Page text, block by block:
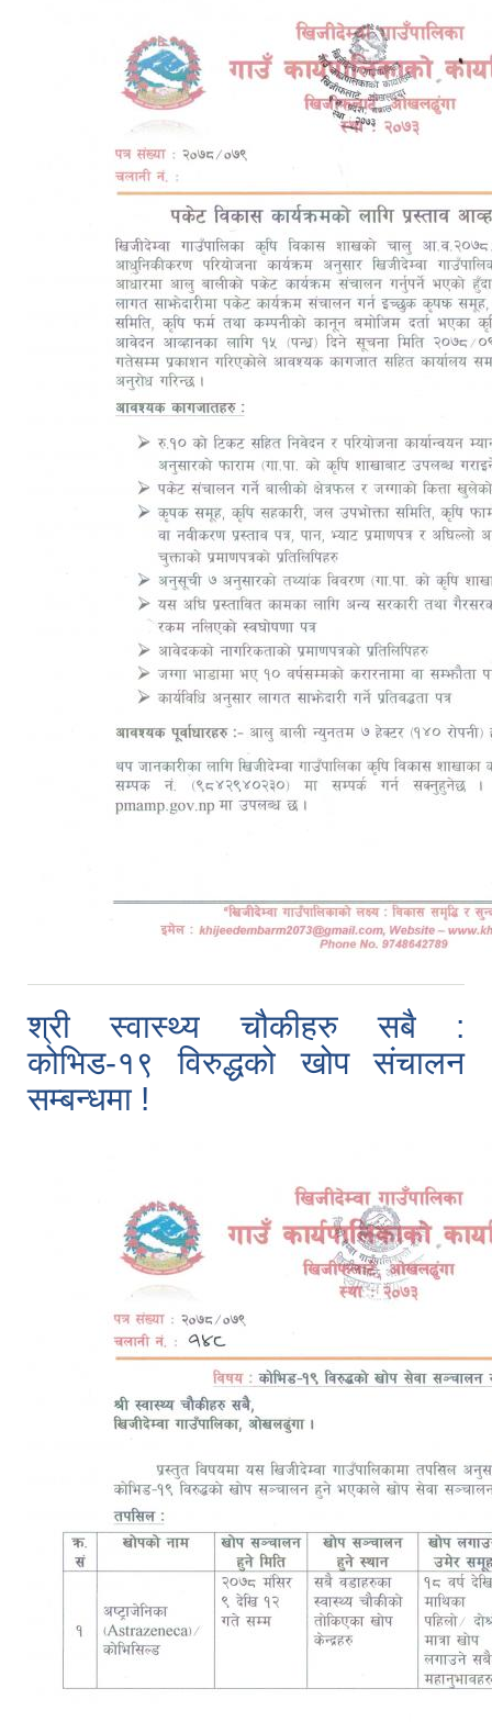
श्री स्वास्थ्य चौकीहरु सबै :
कोभिड-१९ विरुद्धको खोप संचालन
सम्बन्धमा !